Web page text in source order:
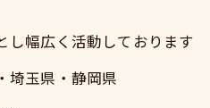
し幅広く活動しております
埼玉県・静岡県